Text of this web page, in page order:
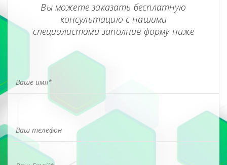
Вы можете заказать бесплатную
консультацию с нашими
специалистами заполнив форму ниже